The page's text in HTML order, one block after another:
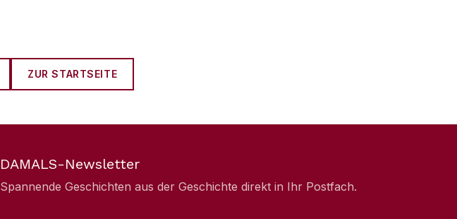
ZUR STARTSEITE
DAMALS-Newsletter
Spannende Geschichten aus der Geschichte direkt in Ihr Postfach.